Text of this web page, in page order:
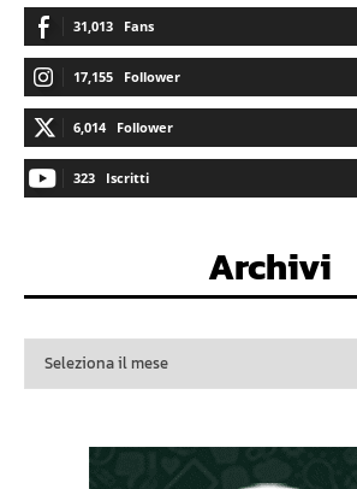
31,013 Fans
17,155 Follower
6,014 Follower
323 Iscritti
Archivi